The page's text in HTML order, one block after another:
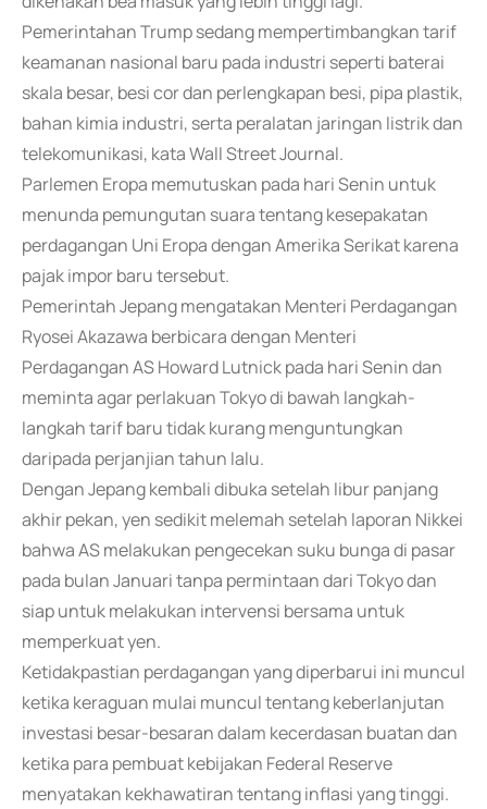
Pemerintahan Trump sedang mempertimbangkan tarif
keamanan nasional baru pada industri seperti baterai
skala besar, besi cor dan perlengkapan besi, pipa plastik,
bahan kimia industri, serta peralatan jaringan listrik dan
telekomunikasi, kata Wall Street Journal.
Parlemen Eropa memutuskan pada hari Senin untuk
menunda pemungutan suara tentang kesepakatan
perdagangan Uni Eropa dengan Amerika Serikat karena
pajak impor baru tersebut.
Pemerintah Jepang mengatakan Menteri Perdagangan
Ryosei Akazawa berbicara dengan Menteri
Perdagangan AS Howard Lutnick pada hari Senin dan
meminta agar perlakuan Tokyo di bawah langkah-
langkah tarif baru tidak kurang menguntungkan
daripada perjanjian tahun lalu.
Dengan Jepang kembali dibuka setelah libur panjang
akhir pekan, yen sedikit melemah setelah laporan Nikkei
bahwa AS melakukan pengecekan suku bunga di pasar
pada bulan Januari tanpa permintaan dari Tokyo dan
siap untuk melakukan intervensi bersama untuk
memperkuat yen.
Ketidakpastian perdagangan yang diperbarui ini muncul
ketika keraguan mulai muncul tentang keberlanjutan
investasi besar-besaran dalam kecerdasan buatan dan
ketika para pembuat kebijakan Federal Reserve
menyatakan kekhawatiran tentang inflasi yang tinggi.